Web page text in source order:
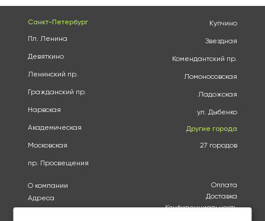
Санкт-Петербург
Пл. Ленина
Девяткино
Ленинский пр.
Гражданский пр.
Нарвская
Академическая
Московская
пр. Просвещения
Купчино
Звездная
Комендантский пр.
Ломоносовская
Ладожская
ул. Дыбенко
Другие города
27 городов
О компании
Адреса
Оплата
Доставка
Конфиденциальность